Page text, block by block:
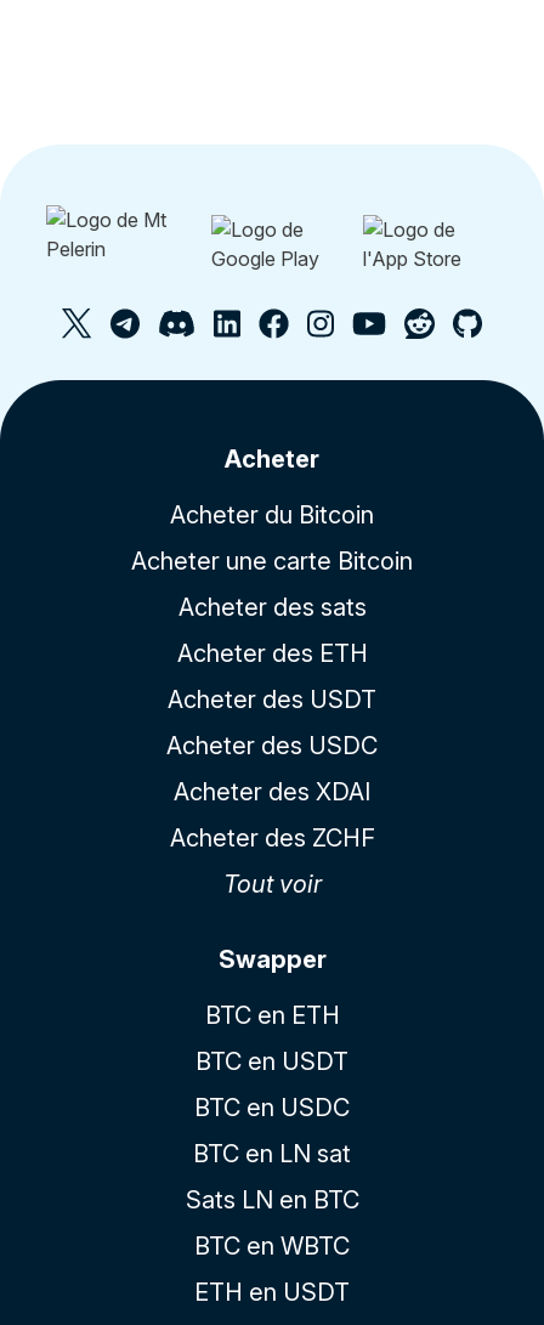
Acheter
Acheter du Bitcoin
Acheter une carte Bitcoin
Acheter des sats
Acheter des ETH
Acheter des USDT
Acheter des USDC
Acheter des XDAI
Acheter des ZCHF
Tout voir
Swapper
BTC en ETH
BTC en USDT
BTC en USDC
BTC en LN sat
Sats LN en BTC
BTC en WBTC
ETH en USDT